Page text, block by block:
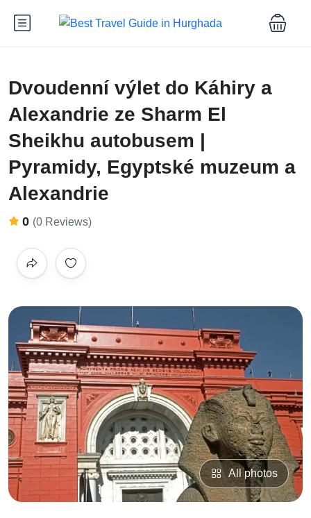
Dvoudenní výlet do Káhiry a
Alexandrie ze Sharm El
Sheikhu autobusem |
Pyramidy, Egyptské muzeum a
Alexandrie
0 (0 Reviews)
All photos